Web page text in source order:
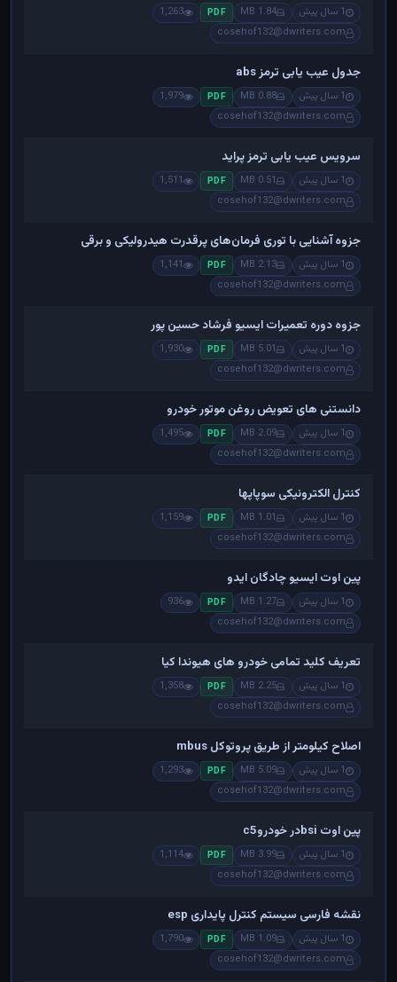
1 سال پیش 1.84 MB
PDF
1,263
cosehof132@dwriters.com
جدول عیب یابی ترمز abs
1 سال پیش 0.88 MB
PDF
1,979
cosehof132@dwriters.com
سرویس عیب یابی ترمز پراید
1 سال پیش 0.51 MB
PDF
1,511
cosehof132@dwriters.com
جزوه آشنایی با توری فرمان‌های پرقدرت هیدرولیکی و برقی
1 سال پیش 2.13 MB
PDF
1,141
cosehof132@dwriters.com
جزوه دوره تعمیرات ایسیو فرشاد حسین پور
1 سال پیش 5.01 MB
PDF
1,930
cosehof132@dwriters.com
دانستنی های تعویض روغن موتور خودرو
1 سال پیش 2.09 MB
PDF
1,495
cosehof132@dwriters.com
کنترل الکترونیکی سوپاپها
1 سال پیش 1.01 MB
PDF
1,159
cosehof132@dwriters.com
پین اوت ایسیو چادگان ایدو
1 سال پیش 1.27 MB
PDF
936
cosehof132@dwriters.com
تعریف کلید تمامی خودرو های هیوندا کیا
1 سال پیش 2.25 MB
PDF
1,358
cosehof132@dwriters.com
اصلاح کیلومتر از طریق پروتوکل mbus
1 سال پیش 5.09 MB
PDF
1,293
cosehof132@dwriters.com
پین اوت bsiدر خودروc5
1 سال پیش 3.99 MB
PDF
1,114
cosehof132@dwriters.com
نقشه فارسی سیستم کنترل پایداری esp
1 سال پیش 1.09 MB
PDF
1,790
cosehof132@dwriters.com